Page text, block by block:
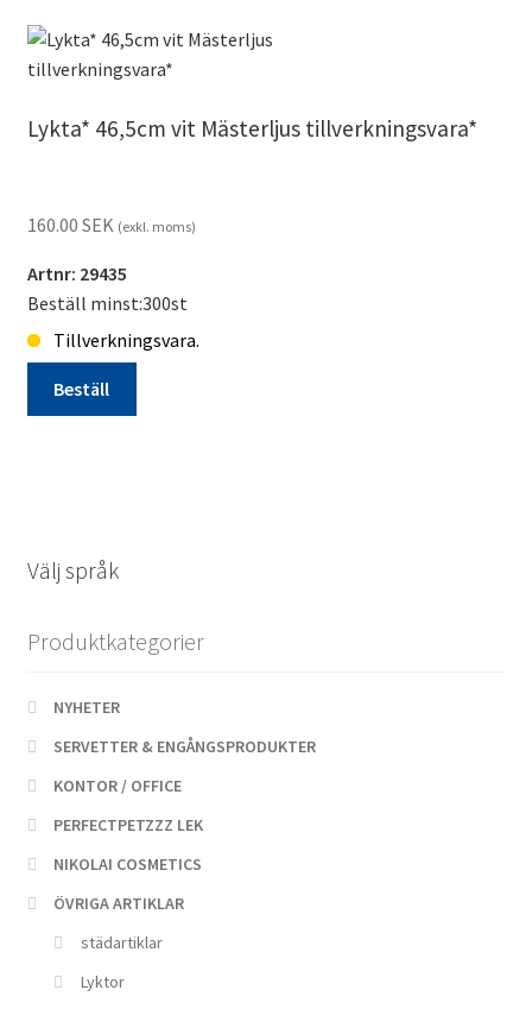
stolar
för
o
mängd
Lykta* 46,5cm vit Mästerljus tillverkningsvara*
160.00 SEK (exkl. moms)
Artnr: 29435
Beställ minst:300st
Tillverkningsvara.
Beställ
mängd
Välj språk
Produktkategorier
NYHETER
SERVETTER & ENGÅNGSPRODUKTER
KONTOR / OFFICE
PERFECTPETZZZ LEK
NIKOLAI COSMETICS
ÖVRIGA ARTIKLAR
städartiklar
Lyktor